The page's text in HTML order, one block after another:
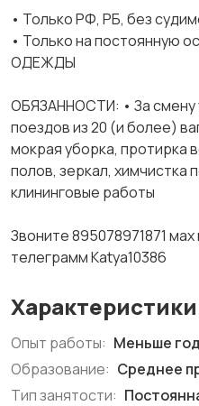
• Только РФ, РБ, без
• Только на постоянную
ОДЕЖДЫ
ОБЯЗАННОСТИ: • За смену
поездов из 20 (и более)
мокрая уборка, протирка
полов, зеркал, химчистка
клининговые работы
Звоните 895078971871
телеграмм Katya10386
Характеристики
Опыт работы: Меньше
Образование: Среднее
Тип занятости: